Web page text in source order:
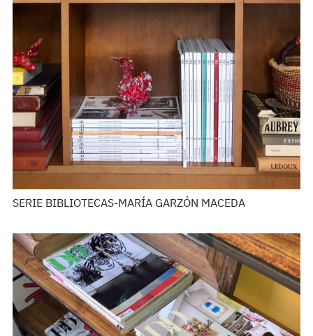
SERIE BIBLIOTECAS-MARÍA GARZÓN MACEDA